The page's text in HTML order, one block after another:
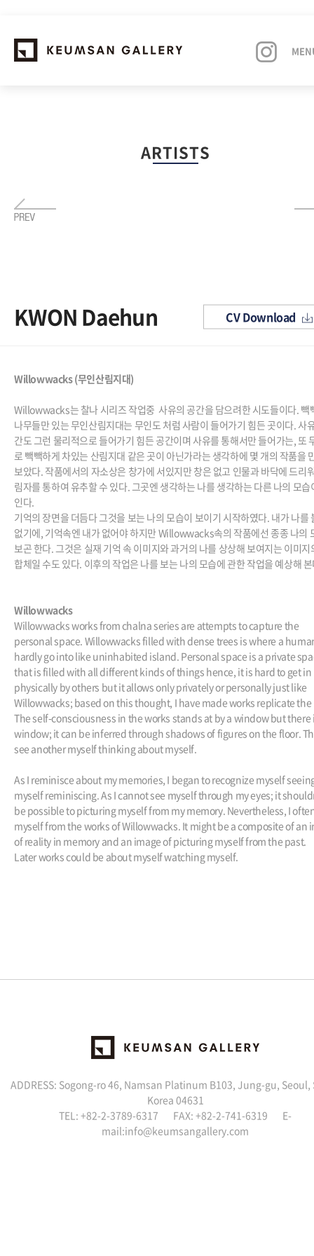
ARTISTS
KWON Daehun CV Download
Willowwacks (무인산림지대)
Willowwacks는 찰나 시리즈 작업중 사유의 공간을 담으려한 시도들이다. 빽
나무들만 있는 무인산림지대는 무인도 처럼 사람이 들어가기 힘든 곳이다. 사
간도 그런 물리적으로 들어가기 힘든 공간이며 사유를 통해서만 들어가는,또
로 빽빽하게 차있는 산림지대 같은 곳이 아닌가라는 생각하에 몇 개의 작품을
보았다. 작품에서의 자소상은 창가에 서있지만 창은 없고 인물과 바닥에 드리
림자를 통하여 유추할 수 있다.그곳엔 생각하는 나를 생각하는 다른 나의 모습
인다.
기억의 장면을 더듬다 그것을 보는 나의 모습이 보이기 시작하였다. 내가 나를
없기에, 기억속엔 내가 없어야 하지만 Willowwacks속의 작품에선 종종 나의
보곤 한다.그것은 실재 기억 속 이미지와 과거의 나를 상상해 보여지는 이미지
합체일 수도 있다. 이후의 작업은 나를 보는 나의 모습에 관한 작업을 예상해
Willowwacks
Willowwacks works from chalna series are attempts to capture the
personal space. Willowwacks filled with dense trees is where a
hardly go into like uninhabited island. Personal space is a private
that is filled with all different kinds of things hence, it is hard to get in
physically by others but it allows only privately or personally just like
Willowwacks; based on this thought, I have made works replicate the
The self-consciousness in the works stands at by a window but there
window; it can be inferred through shadows of figures on the floor.
see another myself thinking about myself.
As I reminisce about my memories, I began to recognize myself
myself reminiscing. As I cannot see myself through my eyes; it
be possible to picturing myself from my memory. Nevertheless, I
myself from the works of Willowwacks. It might be a composite of an
of reality in memory and an image of picturing myself from the past.
Later works could be about myself watching myself.
ADDRESS: Sogong-ro 46, Namsan Platinum B103, Jung-gu, Seoul,
Korea 04631
TEL: +82-2-3789-6317 FAX: +82-2-741-6319 E-
mail:info@keumsangallery.com